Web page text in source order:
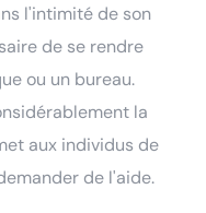
l'intimité de son
de se rendre
ou un bureau.
la
aux individus de
de l'aide.